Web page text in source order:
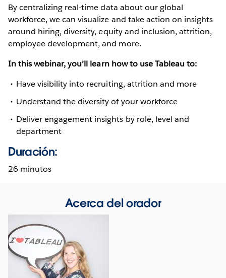
By centralizing real-time data about our global
workforce, we can visualize and take action on insights
around hiring, diversity, equity and inclusion, attrition,
employee development, and more.
In this webinar, you’ll learn how to use Tableau to:
Have visibility into recruiting, attrition and more
Understand the diversity of your workforce
Deliver engagement insights by role, level and
department
Duración:
26 minutos
Acerca del orador